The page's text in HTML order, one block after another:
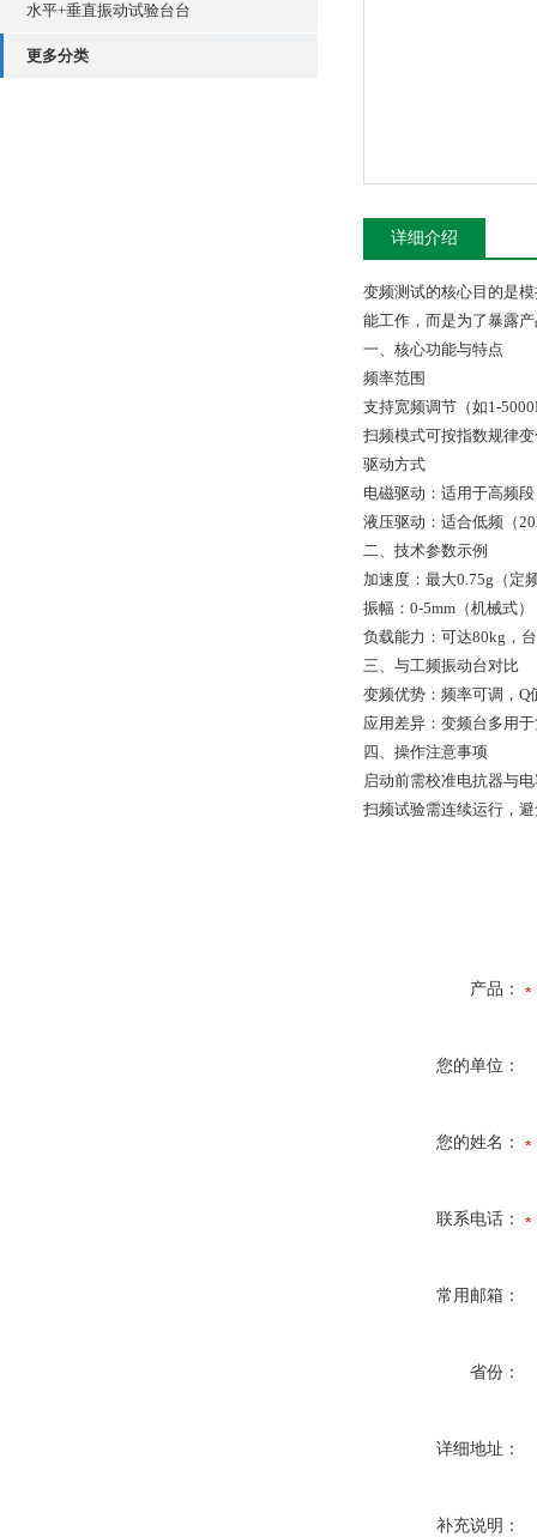
水平+垂直振动试验台台
更多分类
详细介绍
变频测试的核心目的是
能工作，而是为了暴露
一、核心功能与特点‌
‌频率范围‌
支持宽频调节（如1-
扫频模式可按指数规律
‌驱动方式‌
电磁驱动：适用于高频
液压驱动：适合低频（
‌二、技术参数示例‌
加速度‌：最大0.75g（定
振幅‌：0-5mm（机械式
负载能力‌：可达80kg，
‌三、与工频振动台对比‌
变频优势‌：频率可调，
应用差异‌：变频台多用
‌四、操作注意事项‌
启动前需校准电抗器与
扫频试验需连续运行，
产品：
您的单位：
您的姓名：
联系电话：
常用邮箱：
省份：
详细地址：
补充说明：